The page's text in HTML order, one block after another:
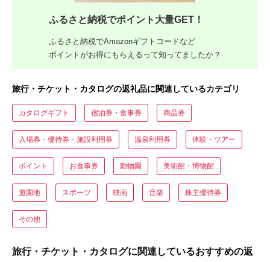
ふるさと納税でポイント大量GET！
ふるさと納税でAmazonギフトコードなど
ポイントがお得にもらえるって知ってましたか？
旅行・チケット・カタログの返礼品に関連しているカテゴリ
カタログギフト 宿泊券・食事券 商品券
入場券・優待券・施設利用券 温泉利用券 体験・ツアー
ポイント お食事券 動物園 美術館・博物館
遊園地 スポーツ 映画 音楽 株主優待券
その他
旅行・チケット・カタログに関連しているおすすめの返